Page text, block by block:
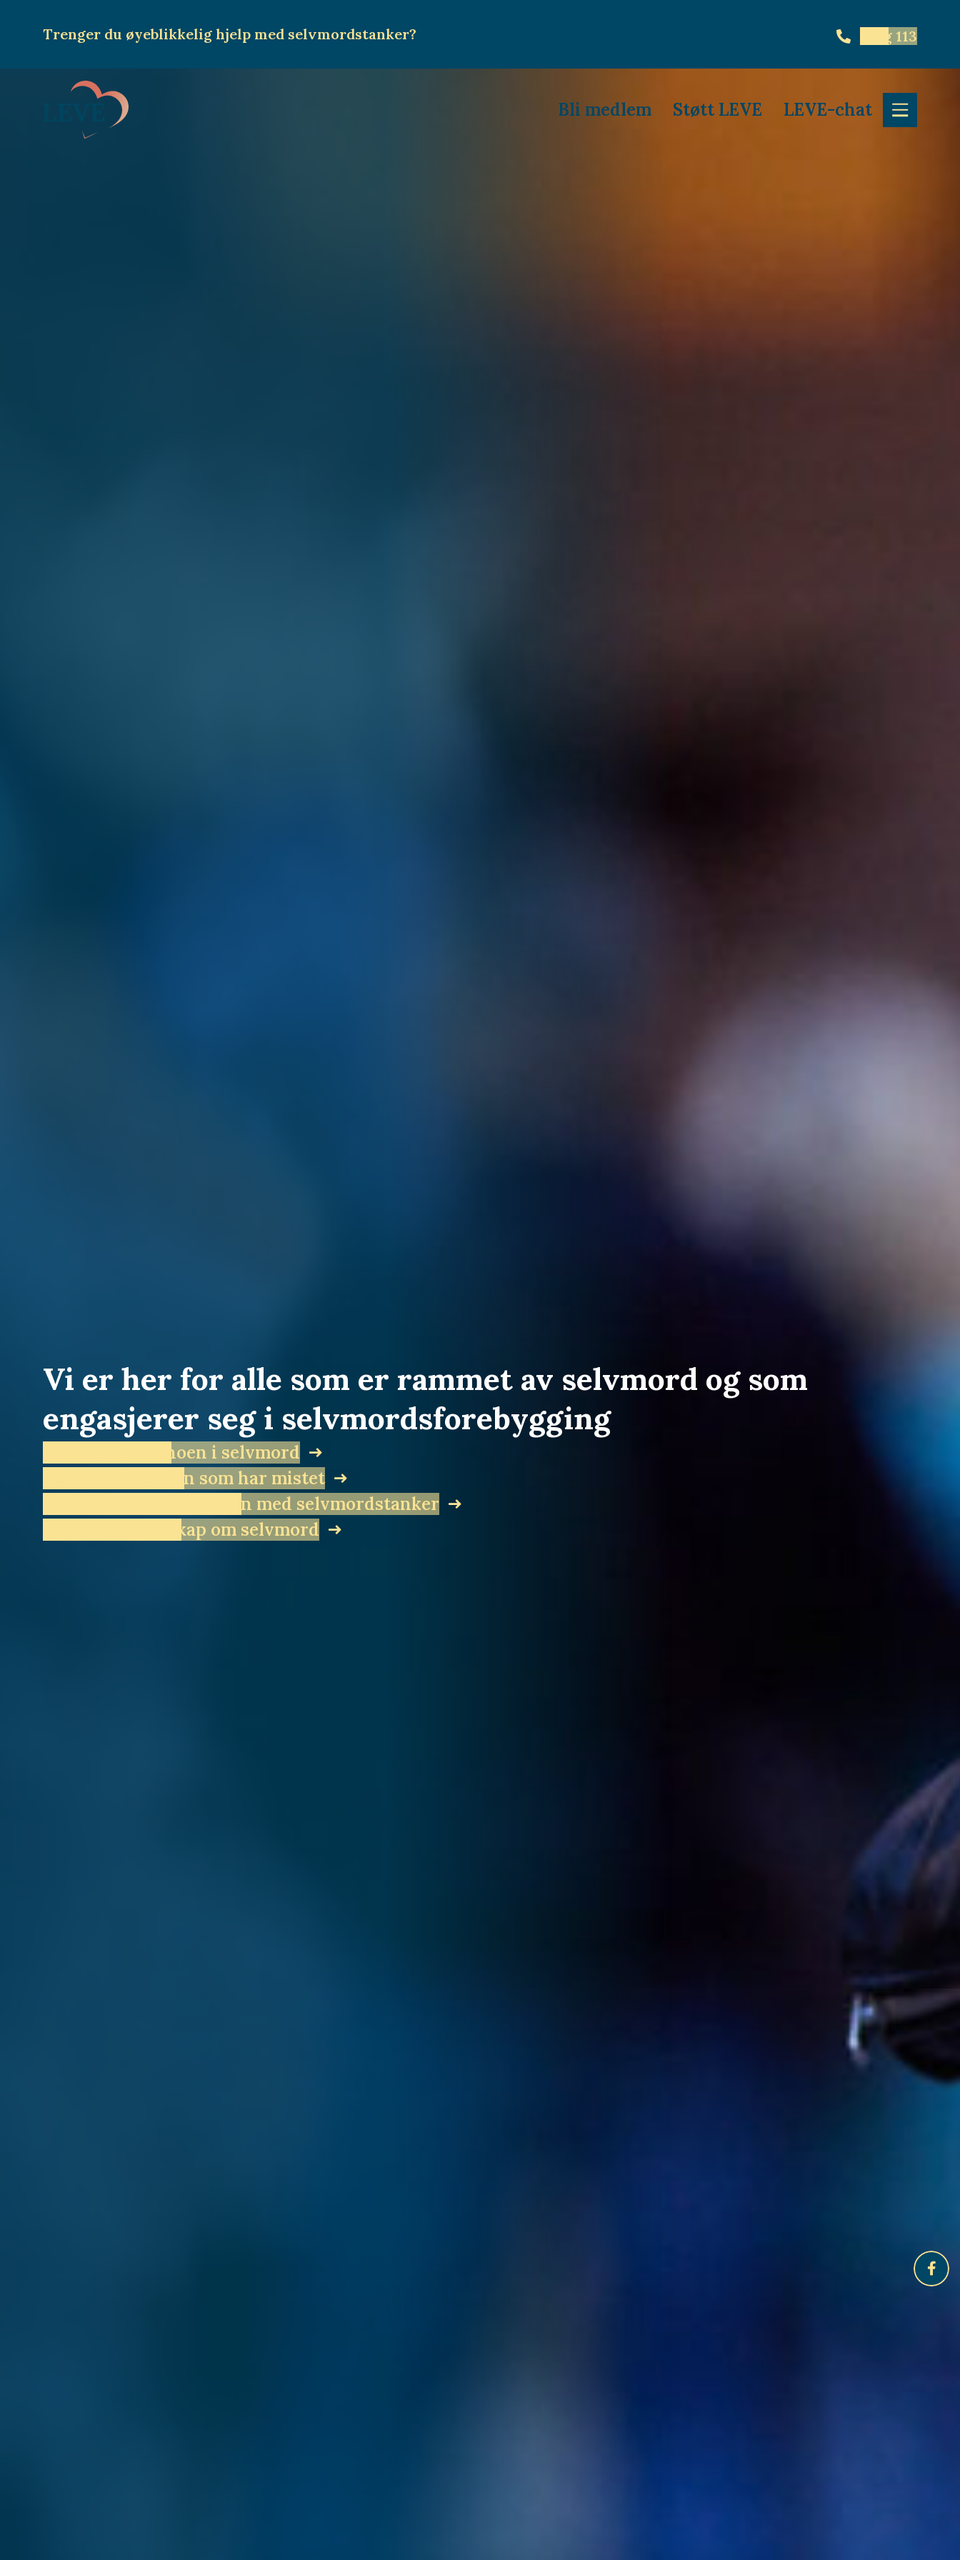
Trenger du øyeblikkelig hjelp med selvmordstanker? Ring 113
Bli medlem Støtt LEVE LEVE-chat
Vi er her for alle som er rammet av selvmord og som
engasjerer seg i selvmords­forebygging
Jeg har mistet noen i selvmord
Jeg vil støtte noen som har mistet
Jeg er bekymret for noen med selvmordstanker
Jeg søker kunnskap om selvmord